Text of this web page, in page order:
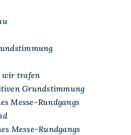
wir trafen
Grundstimmung
Messe-Rundgangs
Messe-Rundgangs